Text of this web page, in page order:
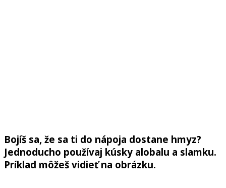
Bojíš sa, že sa ti do nápoja dostane hmyz?
Jednoducho používaj kúsky alobalu a slamku.
Príklad môžeš vidieť na obrázku.